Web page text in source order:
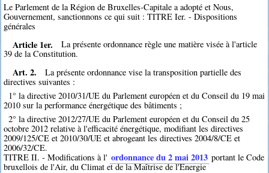
Le Parlement de la Région de Bruxelles-Capitale a adopté et Nous,
Gouvernement, sanctionnons ce qui suit : TITRE Ier. - Dispositions
générales
Article 1er.
La présente ordonnance règle une matière visée à l'article
39 de la Constitution.
Art. 2.
La présente ordonnance vise la transposition partielle des
directives suivantes :
1° la directive 2010/31/UE du Parlement européen et du Conseil du 19 mai
2010 sur la performance énergétique des bâtiments ;
2° la directive 2012/27/UE du Parlement européen et du Conseil du 25
octobre 2012 relative à l'efficacité énergétique, modifiant les directives
2009/125/CE et 2010/30/UE et abrogeant les directives 2004/8/CE et
2006/32/CE.
TITRE II. - Modifications à l' ordonnance du 2 mai 2013 portant le Code
bruxellois de l'Air, du Climat et de la Maîtrise de l'Energie